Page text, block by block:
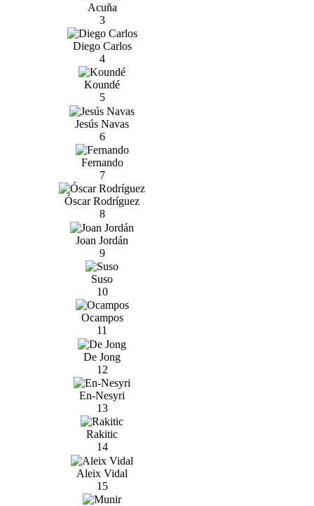
Acuña
3
Diego Carlos
4
Koundé
5
Jesús Navas
6
Fernando
7
Óscar Rodríguez
8
Joan Jordán
9
Suso
10
Ocampos
11
De Jong
12
En-Nesyri
13
Rakitic
14
Aleix Vidal
15